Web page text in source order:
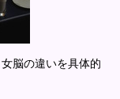
脳の違いを具体的